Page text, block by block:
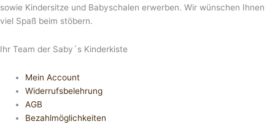
sowie Kindersitze und Babyschalen erwerben. Wir wünschen Ihnen
viel Spaß beim stöbern.
Ihr Team der Saby´s Kinderkiste
Mein Account
Widerrufsbelehrung
AGB
Bezahlmöglichkeiten